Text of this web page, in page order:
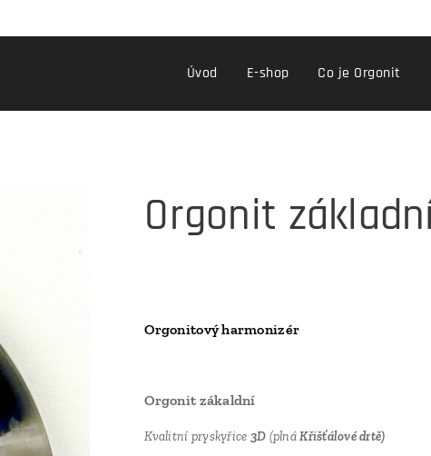
Úvod E-shop Co je Orgonit
Orgonit
Orgonitový harmonizér
Orgonit zákaldní
Kvalitní pryskyřice 3D (plnáKřišťálové drtě)